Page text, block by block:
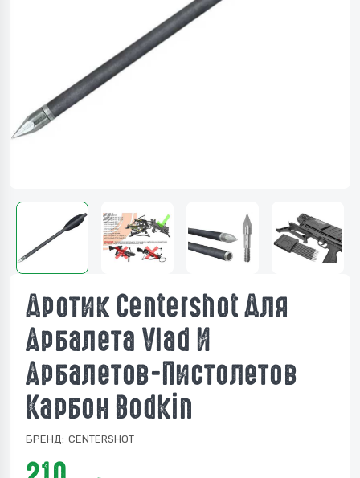
Дротик Centershot Для
Арбалета Vlad И
Арбалетов-Пистолетов
Карбон Bodkin
БРЕНД: CENTERSHOT